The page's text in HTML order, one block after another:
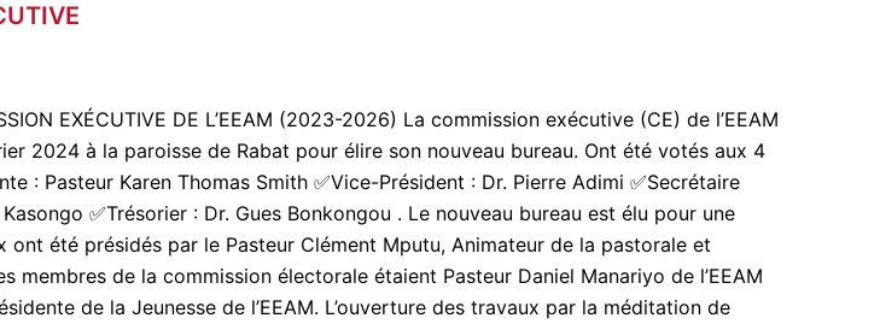
EXÉCUTIVE DE L’EEAM (2023-2026) La commission exécutive (CE) de l’EEAM
2024 à la paroisse de Rabat pour élire son nouveau bureau. Ont été votés aux 4
: Pasteur Karen Thomas Smith ✅Vice-Président : Dr. Pierre Adimi ✅Secrétaire
✅Trésorier : Dr. Gues Bonkongou . Le nouveau bureau est élu pour une
ont été présidés par le Pasteur Clément Mputu, Animateur de la pastorale et
membres de la commission électorale étaient Pasteur Daniel Manariyo de l’EEAM
de la Jeunesse de l’EEAM. L’ouverture des travaux par la méditation de